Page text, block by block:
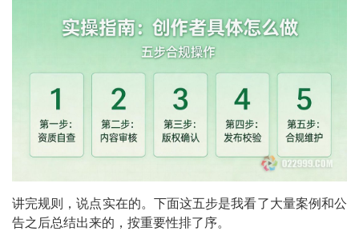
讲完规则，说点实在的。下面这五步是我看了大量案例和公
告之后总结出来的，按重要性排了序。